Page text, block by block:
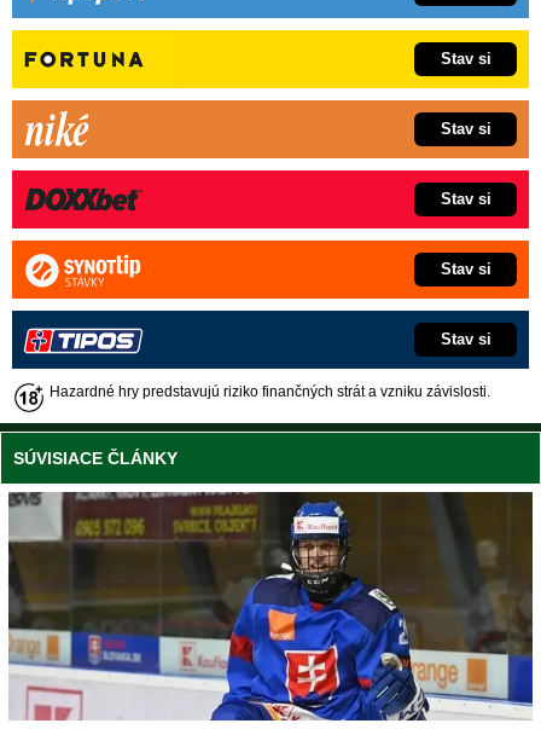
Stav si
Stav si
Stav si
Stav si
Stav si
Hazardné hry predstavujú riziko finančných strát a vzniku závislosti.
SÚVISIACE ČLÁNKY